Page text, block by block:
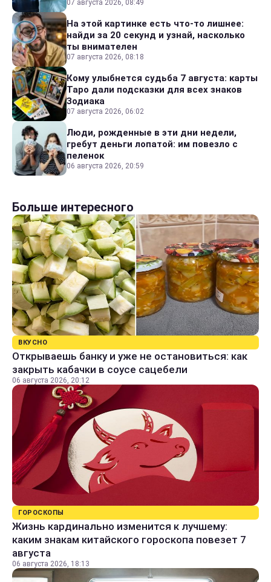
07 августа 2026, 08:49
На этой картинке есть что-то лишнее:
найди за 20 секунд и узнай, насколько
ты внимателен
07 августа 2026, 08:18
Кому улыбнется судьба 7 августа: карты
Таро дали подсказки для всех знаков
Зодиака
07 августа 2026, 06:02
Люди, рожденные в эти дни недели,
гребут деньги лопатой: им повезло с
пеленок
06 августа 2026, 20:59
Больше интересного
ВКУСНО
Открываешь банку и уже не остановиться: как
закрыть кабачки в соусе сацебели
06 августа 2026, 20:12
ГОРОСКОПЫ
Жизнь кардинально изменится к лучшему:
каким знакам китайского гороскопа повезет 7
августа
06 августа 2026, 18:13